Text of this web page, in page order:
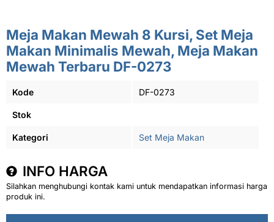
Meja Makan Mewah 8 Kursi, Set Meja
Makan Minimalis Mewah, Meja Makan
Mewah Terbaru DF-0273
Kode DF-0273
Stok
Kategori Set Meja Makan
INFO HARGA
Silahkan menghubungi kontak kami untuk mendapatkan informasi harga
produk ini.